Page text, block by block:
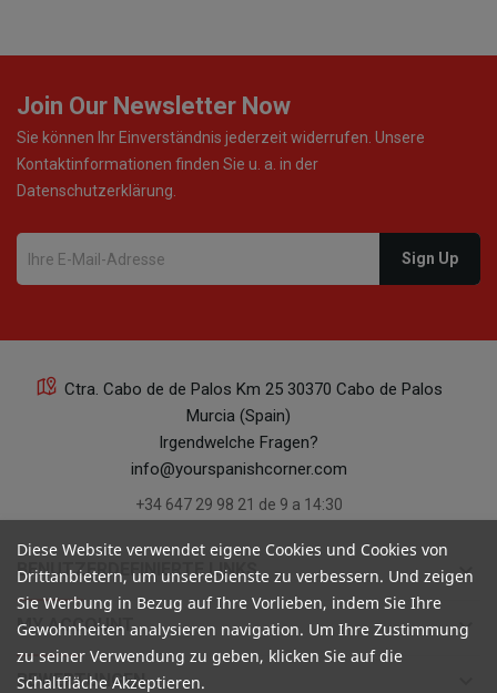
Join Our Newsletter Now
Sie können Ihr Einverständnis jederzeit widerrufen. Unsere
Kontaktinformationen finden Sie u. a. in der
Datenschutzerklärung.
Ctra. Cabo de de Palos Km 25 30370 Cabo de Palos
Murcia (Spain)
Irgendwelche Fragen?
info@yourspanishcorner.com
+34 647 29 98 21 de 9 a 14:30
BENUTZERDEFINIERTE LINKS keyboard_arrow_down
MY ACCOUNT keyboard_arrow_down
BEWERTUNGEN
Diese Website verwendet eigene Cookies und Cookies von
Drittanbietern, um unsereDienste zu verbessern. Und zeigen
Sie Werbung in Bezug auf Ihre Vorlieben, indem Sie Ihre
Gewohnheiten analysieren navigation. Um Ihre Zustimmung
zu seiner Verwendung zu geben, klicken Sie auf die
Schaltfläche Akzeptieren.